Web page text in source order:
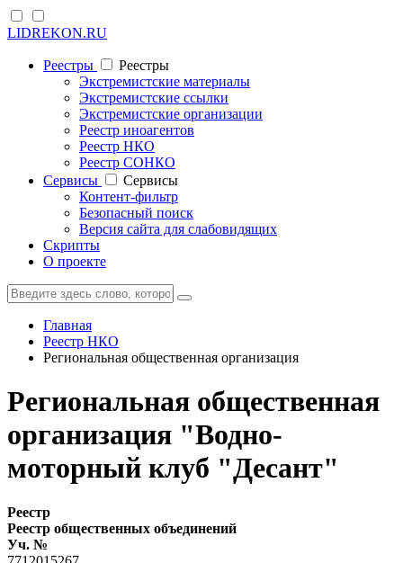
LIDREKON.RU
Реестры
Реестры
Экстремистские материалы
Экстремистские ссылки
Экстремистские организации
Реестр иноагентов
Реестр НКО
Реестр СОНКО
Cервисы
Cервисы
Контент-фильтр
Безопасный поиск
Версия сайта для слабовидящих
Скрипты
О проекте
Главная
Реестр НКО
Региональная общественная организация
Региональная общественная
организация "Водно-
моторный клуб "Десант"
Реестр
Реестр общественных объединений
Уч. №